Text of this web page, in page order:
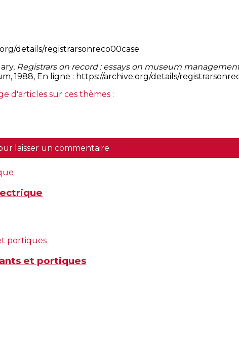
details/registrarsonreco00case
Registrars on record : essays on museum
1988, En ligne : https://archive.org/details/
d'articles sur ces thèmes :
laisser un commentaire
et portiques